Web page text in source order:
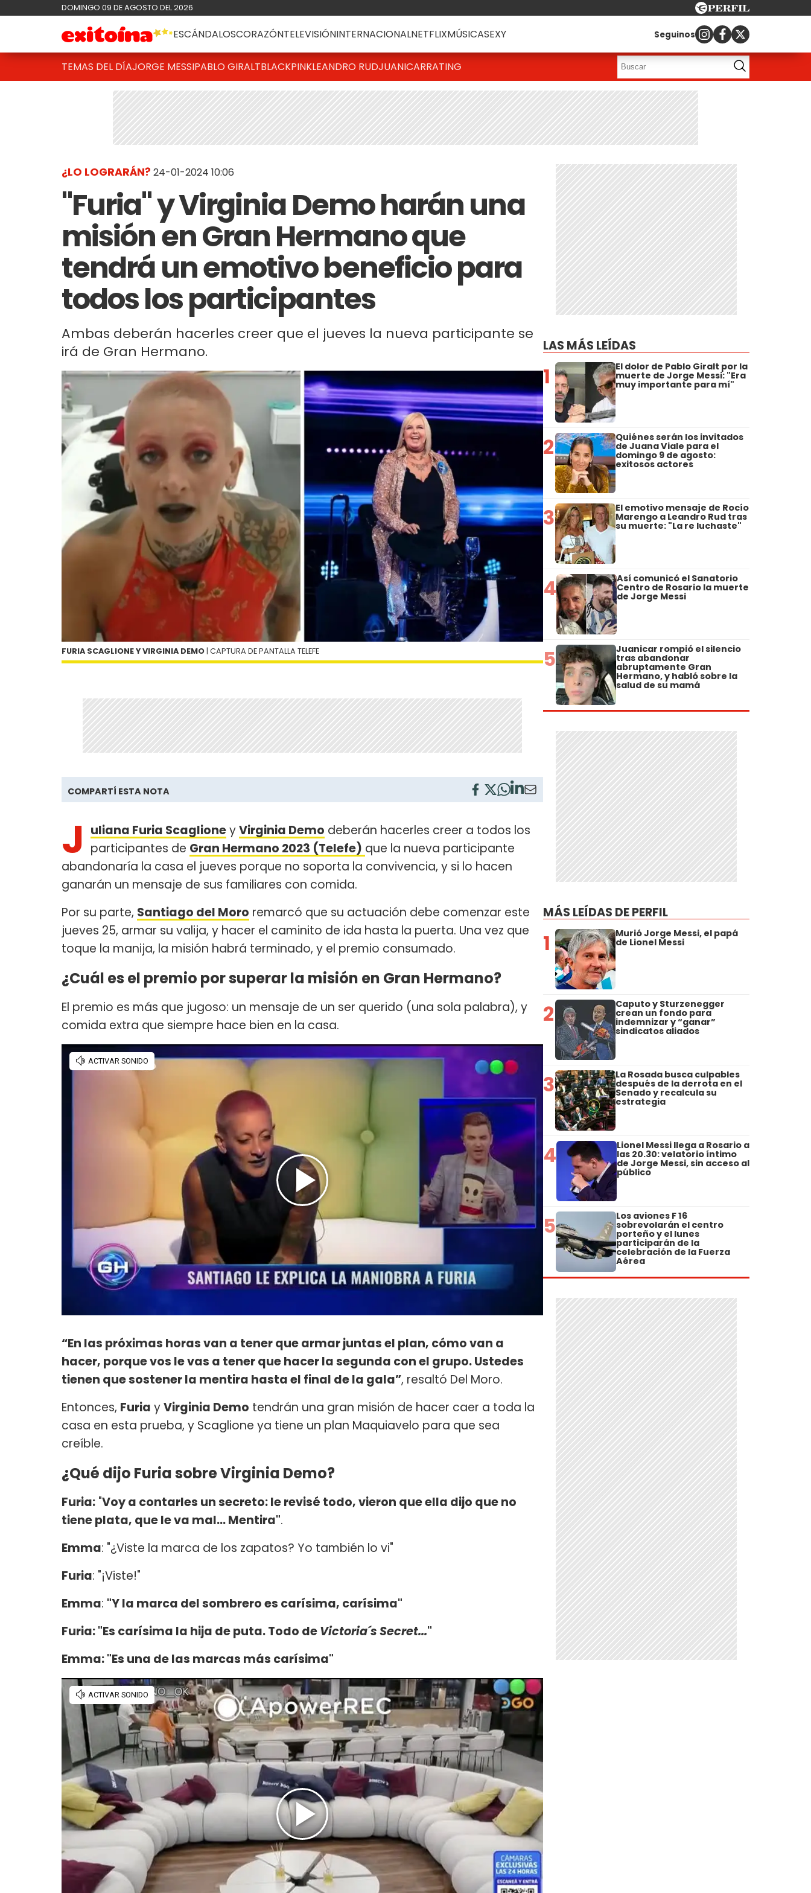
DOMINGO 09 DE AGOSTO DEL 2026
ESCÁNDALOSCORAZÓNTELEVISIÓNINTERNACIONALNETFLIXMÚSICASEXY Seguinos
TEMAS DEL DÍAJORGE MESSIPABLO GIRALTBLACKPINKLEANDRO RUDJUANICARRATING
¿LO LOGRARÁN? 24-01-2024 10:06
"Furia" y Virginia Demo harán una
misión en Gran Hermano que
tendrá un emotivo beneficio para
todos los participantes
Ambas deberán hacerles creer que el jueves la nueva participante se
irá de Gran Hermano.
FURIA SCAGLIONE Y VIRGINIA DEMO | CAPTURA DE PANTALLA TELEFE
COMPARTÍ ESTA NOTA
J uliana Furia ScaglioneyVirginia Demo deberán hacerles creer a todos los
participantes de Gran Hermano 2023 (Telefe) que la nueva participante
abandonaría la casa el jueves porque no soporta la convivencia, y si lo hacen
ganarán un mensaje de sus familiares con comida.
Por su parte, Santiago del Moro remarcó que su actuación debe comenzar este
jueves 25, armar su valija, y hacer el caminito de ida hasta la puerta. Una vez que
toque la manija, la misión habrá terminado, y el premio consumado.
¿Cuál es el premio por superar la misión en Gran Hermano?
El premio es más que jugoso: un mensaje de un ser querido (una sola palabra), y
comida extra que siempre hace bien en la casa.
“En las próximas horas van a tener que armar juntas el plan, cómo van a
hacer, porque vos le vas a tener que hacer la segunda con el grupo. Ustedes
tienen que sostener la mentira hasta el final de la gala”, resaltó Del Moro.
Entonces, Furia yVirginia Demo tendrán una gran misión de hacer caer a toda la
casa en esta prueba, y Scaglione ya tiene un plan Maquiavelo para que sea
creíble.
¿Qué dijo Furia sobre Virginia Demo?
Furia: "Voy a contarles un secreto: le revisé todo, vieron que ella dijo que no
tiene plata, que le va mal... Mentira".
Emma: "¿Viste la marca de los zapatos? Yo también lo vi"
Furia: "¡Viste!"
Emma: "Y la marca del sombrero es carísima, carísima"
Furia: "Es carísima la hija de puta. Todo deVictoria´s Secret..."
Emma: "Es una de las marcas más carísima"
LAS MÁS LEÍDAS
1 El dolor de Pablo Giralt por la
muerte de Jorge Messi: "Era
muy importante para mí"
2 Quiénes serán los invitados
de Juana Viale para el
domingo 9 de agosto:
exitosos actores
3 El emotivo mensaje de Rocío
Marengo a Leandro Rud tras
su muerte: "La re luchaste"
4 Así comunicó el Sanatorio
Centro de Rosario la muerte
de Jorge Messi
5 Juanicar rompió el silencio
tras abandonar
abruptamente Gran
Hermano, y habló sobre la
salud de su mamá
MÁS LEÍDAS DE PERFIL
1 Murió Jorge Messi, el papá
de Lionel Messi
2 Caputo y Sturzenegger
crean un fondo para
indemnizar y “ganar”
sindicatos aliados
3 La Rosada busca culpables
después de la derrota en el
Senado y recalcula su
estrategia
4 Lionel Messi llega a Rosario a
las 20.30: velatorio íntimo
de Jorge Messi, sin acceso al
público
5 Los aviones F 16
sobrevolarán el centro
porteño y el lunes
participarán de la
celebración de la Fuerza
Aérea